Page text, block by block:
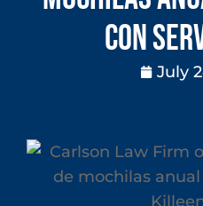
con
July